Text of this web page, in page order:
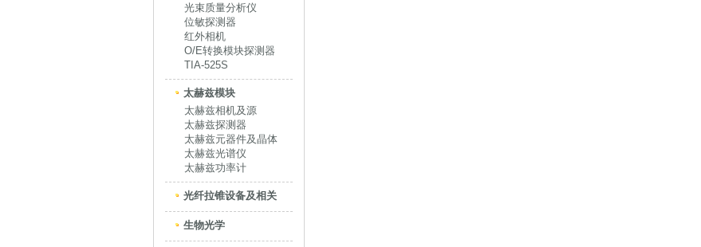
光束质量分析仪
位敏探测器
红外相机
O/E转换模块探测器
TIA-525S
太赫兹模块
太赫兹相机及源
太赫兹探测器
太赫兹元器件及晶体
太赫兹光谱仪
太赫兹功率计
光纤拉锥设备及相关
生物光学